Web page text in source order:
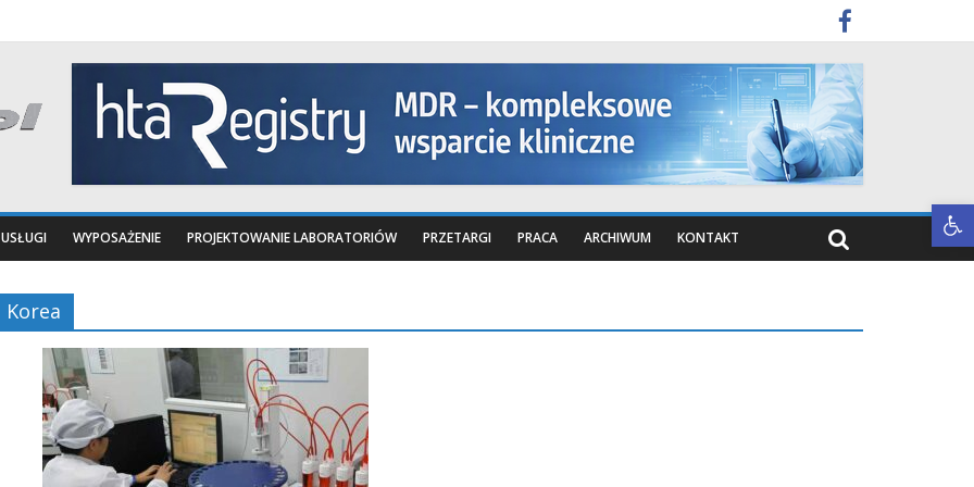
Otwórz pasek narzędzi
USŁUGI WYPOSAŻENIE PROJEKTOWANIE LABORATORIÓW PRZETARGI PRACA ARCHIWUM KONTAKT
Korea